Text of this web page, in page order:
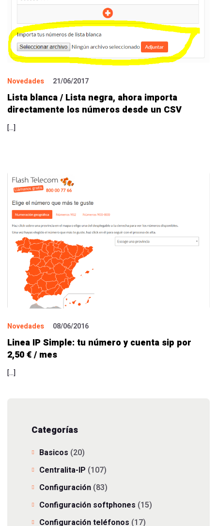
Novedades 21/06/2017
Lista blanca / Lista negra, ahora importa
directamente los números desde un CSV
[…]
Novedades 08/06/2016
Linea IP Simple: tu número y cuenta sip por
2,50 € / mes
[…]
Categorías
Basicos (20)
Centralita-IP (107)
Configuración (83)
Configuración softphones (15)
Configuración teléfonos (17)